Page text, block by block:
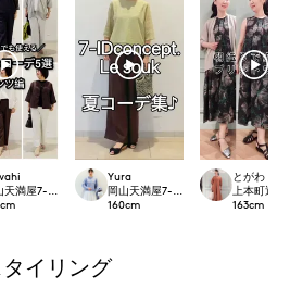
天満屋7-IDconcept.
cm
Yura
岡山天満屋7-IDconcept.
160cm
とがわ
上本町近鉄
163cm
イリング